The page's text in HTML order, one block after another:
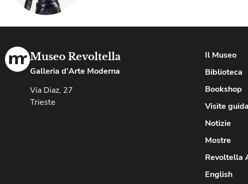
Museo Revoltella
Galleria d'Arte Moderna
Via Diaz, 27
Trieste
Il Museo
Biblioteca
Bookshop
Visite
Notizie
Mostre
Revoltella
English